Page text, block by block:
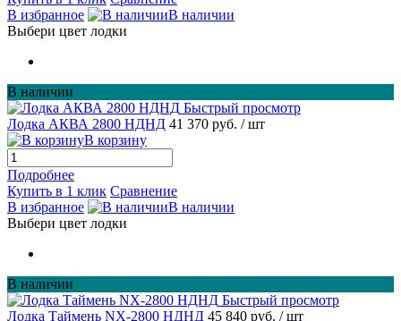
В избранное
В наличии
Выбери цвет лодки
В наличии
Быстрый просмотр
Лодка АКВА 2800 НДНД 41 370 руб. / шт
В корзину
Подробнее
Купить в 1 клик Сравнение
В избранное
В наличии
Выбери цвет лодки
В наличии
Быстрый просмотр
Лодка Таймень NX-2800 НДНД 45 840 руб. / шт